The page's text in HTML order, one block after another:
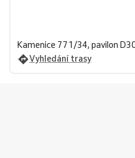
Kamenice 771/34, pavilon
Vyhledání trasy